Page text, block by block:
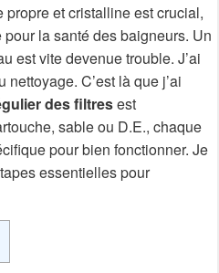
et cristalline est crucial,
la santé des baigneurs. Un
est vite devenue trouble. J’ai
C’est là que j’ai
des filtresest
sable ou D.E., chaque
pour bien fonctionner. Je
essentielles pour